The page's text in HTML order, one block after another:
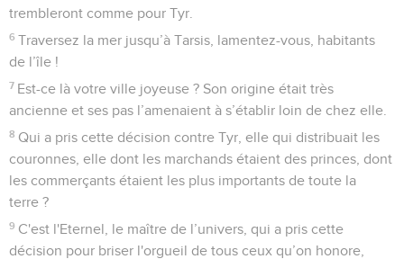
trembleront comme pour Tyr.
6 Traversez la mer jusqu’à Tarsis, lamentez-vous, habitants
de l’île !
7 Est-ce là votre ville joyeuse ? Son origine était très
ancienne et ses pas l’amenaient à s’établir loin de chez elle.
8 Qui a pris cette décision contre Tyr, elle qui distribuait les
couronnes, elle dont les marchands étaient des princes, dont
les commerçants étaient les plus importants de toute la
terre ?
9 C'est l'Eternel, le maître de l’univers, qui a pris cette
décision pour briser l'orgueil de tous ceux qu’on honore,